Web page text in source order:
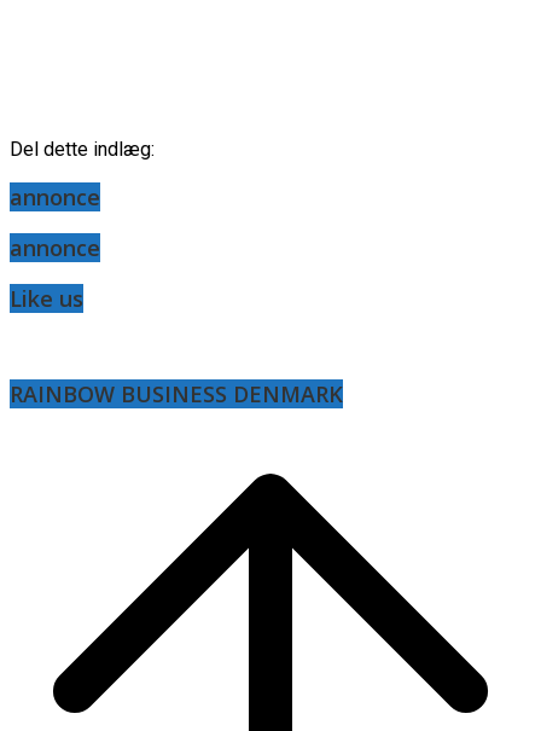
Del dette indlæg:
annonce
annonce
Like us
RAINBOW BUSINESS DENMARK